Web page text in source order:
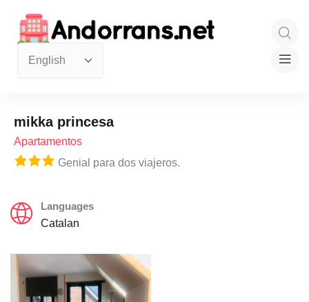
mikka princesa
Apartamentos
Genial para dos viajeros.
Languages
Catalan